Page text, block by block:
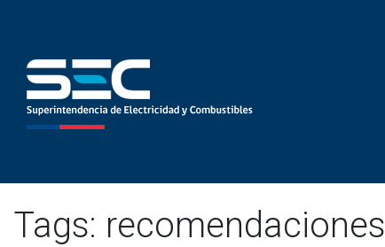
Tags: recomendaciones